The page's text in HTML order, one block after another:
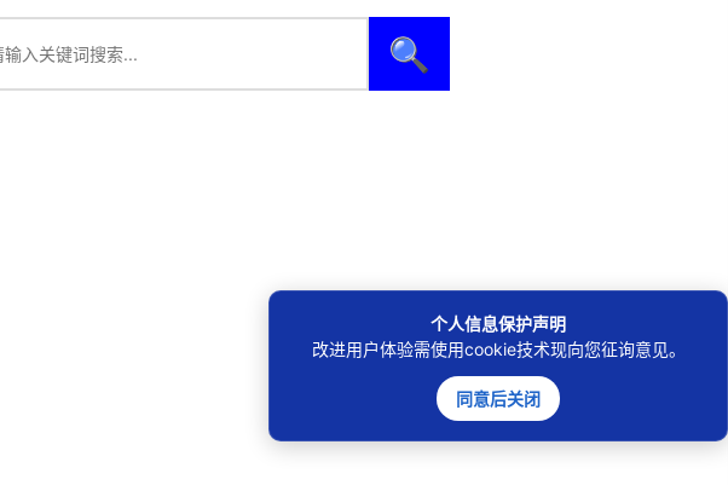
🔍
个人信息保护声明
改进用户体验需使用cookie技术现向您征询意见。
同意后关闭